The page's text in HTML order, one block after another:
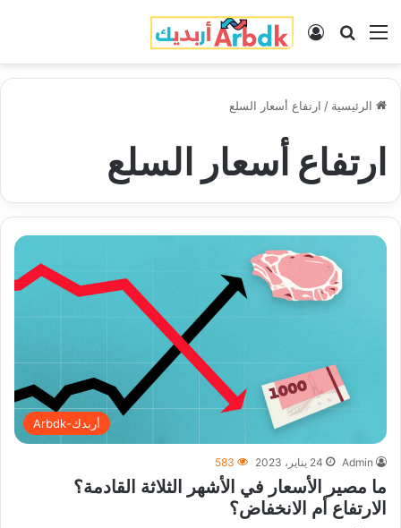
القائمة بحث عنتسجيل الدخول
الرئيسية / ارتفاع أسعار السلع
ارتفاع أسعار السلع
أربدك-Arbdk
Admin 24 يناير، 2023 583
ما مصير الأسعار في الأشهر الثلاثة القادمة؟
الارتفاع أم الانخفاض؟